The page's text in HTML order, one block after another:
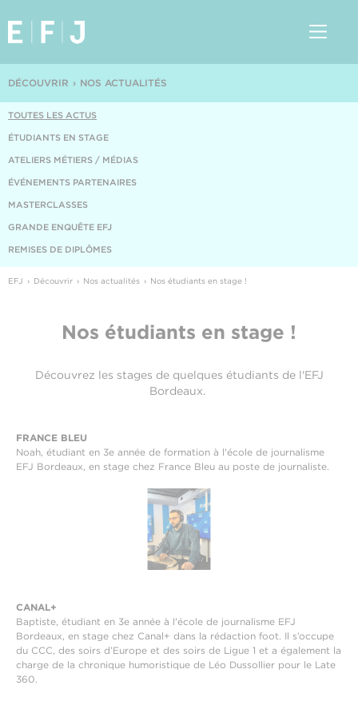
NOS ACTUALITÉS
DÉCOUVRIR
TOUTES LES ACTUS
ÉTUDIANTS EN STAGE
ATELIERS MÉTIERS / MÉDIAS
ÉVÉNEMENTS PARTENAIRES
MASTERCLASSES
GRANDE ENQUÊTE EFJ
REMISES DE DIPLÔMES
EFJ Découvrir Nos actualités Nos étudiants en stage !
Nos étudiants en stage !
Découvrez les stages de quelques étudiants de l'EFJ
Bordeaux.
FRANCE BLEU
Noah, étudiant en 3e année de formation à l'école de journalisme
EFJ Bordeaux, en stage chez France Bleu au poste de journaliste.
CANAL+
Baptiste, étudiant en 3e année à l'école de journalisme EFJ
Bordeaux, en stage chez Canal+ dans la rédaction foot. Il s’occupe
du CCC, des soirs d’Europe et des soirs de Ligue 1 et a également la
charge de la chronique humoristique de Léo Dussollier pour le Late
360.